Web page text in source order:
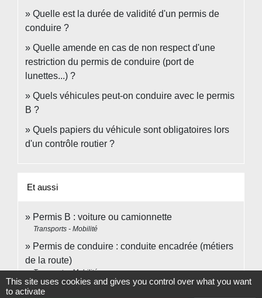
Quelle est la durée de validité d'un permis de
conduire ?
Quelle amende en cas de non respect d'une
restriction du permis de conduire (port de
lunettes...) ?
Quels véhicules peut-on conduire avec le permis
B ?
Quels papiers du véhicule sont obligatoires lors
d'un contrôle routier ?
Et aussi
Permis B : voiture ou camionnette
Transports - Mobilité
Permis de conduire : conduite encadrée (métiers
de la route)
Transports - Mobilité
Permis de conduire de catégorie B en candidat
This site uses cookies and gives you control over what you want
to activate